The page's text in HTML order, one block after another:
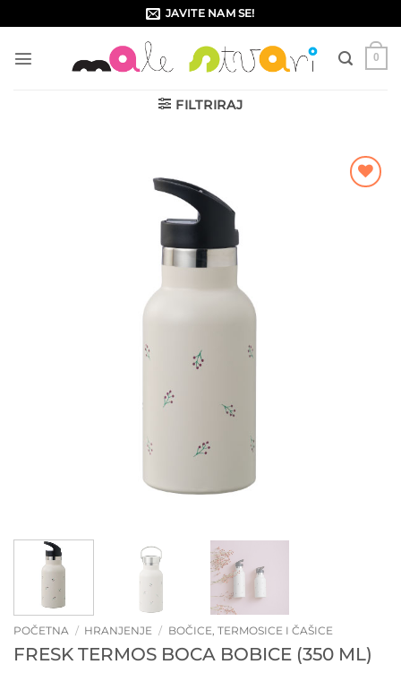
to
content
JAVITE NAM SE!
0
FILTRIRAJ
POČETNA / HRANJENJE / BOČICE, TERMOSICE I ČAŠICE
FRESK TERMOS BOCA BOBICE (350 ML)